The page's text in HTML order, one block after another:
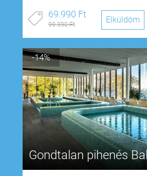
69.990 Ft
99.990 Ft Elküldöm
-14%
Gondtalan pihenés